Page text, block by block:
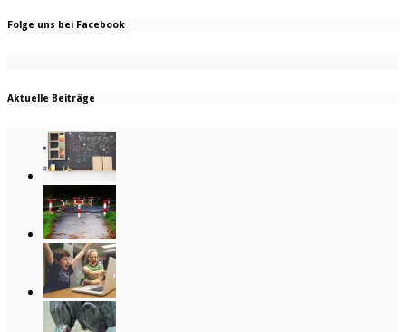
Folge uns bei Facebook
Aktuelle Beiträge